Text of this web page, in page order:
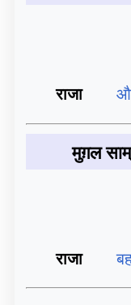
राजा
मुग़ल
राजा